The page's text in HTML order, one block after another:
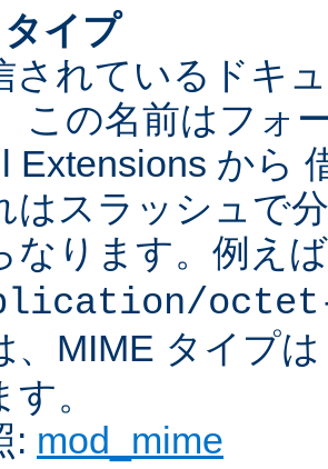
イプ
されているドキ
この名前はフォ
Extensions から
はスラッシュで
なります。例え
、MIME タイプ
。
: mod_mime